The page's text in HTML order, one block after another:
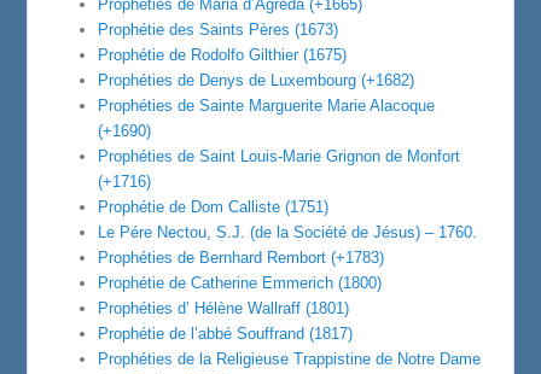
Prophéties de Maria d’Agreda (+1665)
Prophétie des Saints Pères (1673)
Prophétie de Rodolfo Gilthier (1675)
Prophéties de Denys de Luxembourg (+1682)
Prophéties de Sainte Marguerite Marie Alacoque
(+1690)
Prophéties de Saint Louis-Marie Grignon de Monfort
(+1716)
Prophétie de Dom Calliste (1751)
Le Pére Nectou, S.J. (de la Société de Jésus) – 1760.
Prophéties de Bernhard Rembort (+1783)
Prophétie de Catherine Emmerich (1800)
Prophéties d’ Hélène Wallraff (1801)
Prophétie de l’abbé Souffrand (1817)
Prophéties de la Religieuse Trappistine de Notre Dame